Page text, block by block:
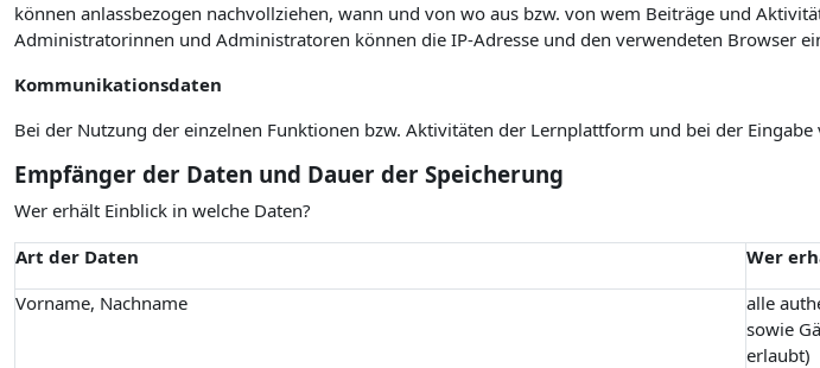
können anlassbezogen nachvollziehen, wann und von wo aus bzw. von wem Beiträge und
Administratorinnen und Administratoren können die IP-Adresse und den verwendeten Browser
Kommunikationsdaten
Bei der Nutzung der einzelnen Funktionen bzw. Aktivitäten der Lernplattform und bei der
Empfänger der Daten und Dauer der Speicherung
Wer erhält Einblick in welche Daten?
Art der Daten
Wer
Vorname, Nachname
alle
sowie
erlaubt)